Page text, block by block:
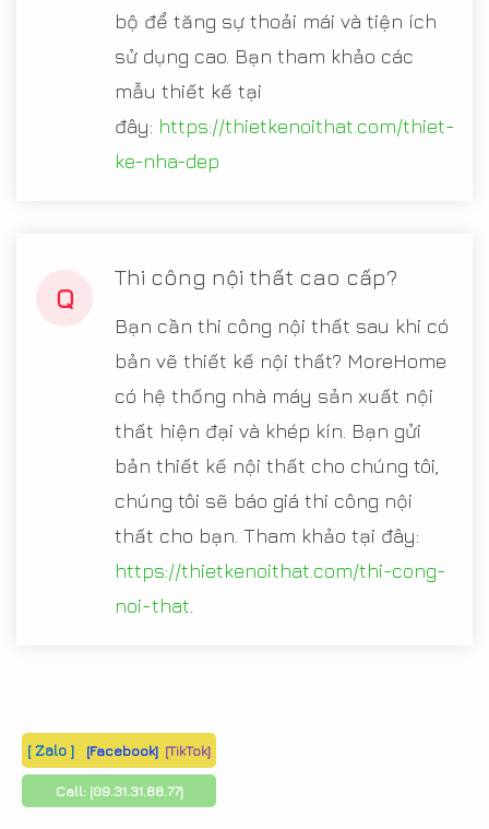
bộ để tăng sự thoải mái và tiện ích
sử dụng cao. Bạn tham khảo các
mẫu thiết kế tại
đây: https://thietkenoithat.com/thiet-
ke-nha-dep
Q
Thi công nội thất cao cấp?
Bạn cần thi công nội thất sau khi có
bản vẽ thiết kế nội thất? MoreHome
có hệ thống nhà máy sản xuất nội
thất hiện đại và khép kín. Bạn gửi
bản thiết kế nội thất cho chúng tôi,
chúng tôi sẽ báo giá thi công nội
thất cho bạn. Tham khảo tại đây:
https://thietkenoithat.com/thi-cong-
noi-that
[ Zalo ] [Facebook] [TikTok]
Call: [09.31.31.88.77]